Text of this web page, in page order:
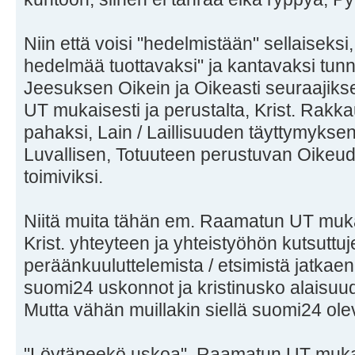
Niin että voisi "hedelmistään"
hedelmää tuottavaksi" ja kantavaksi
Jeesuksen Oikein ja Oikeasti
UT mukaisesti ja perustalta, Krist.
pahaksi, Lain / Laillisuuden
Luvallisen, Totuuteen perustuvan
toimiviksi.
Niitä muita tähän em. Raamatun UT
Krist. yhteyteen ja yhteistyöhön
peräänkuuluttelemista / etsimistä
suomi24 uskonnot ja kristinusko
Mutta vähän muillakin siellä suomi24